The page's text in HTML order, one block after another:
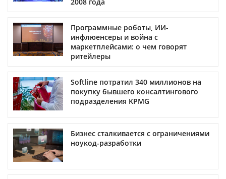
Программные роботы, ИИ-
инфлюенсеры и война с
маркетплейсами: о чем говорят
ритейлеры
Softline потратил 340 миллионов на
покупку бывшего консалтингового
подразделения KPMG
Бизнес сталкивается с ограничениями
ноукод-разработки